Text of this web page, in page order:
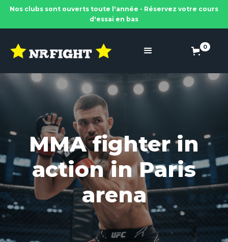
Nos clubs sont ouverts toute l'année - Réservez votre cours
d'essai en bas
0
MMA fighter in
action in Paris
arena